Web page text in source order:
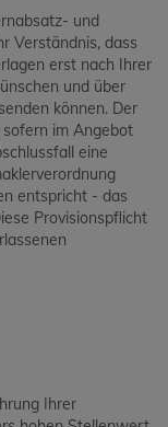
und
Verständnis, dass
erst nach Ihrer
und über
können. Der
im Angebot
eine
entspricht - das
Provisionspflicht
Ihrer